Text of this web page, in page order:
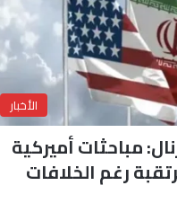
الأخبار
مباحثات أميركية
رغم الخلافات